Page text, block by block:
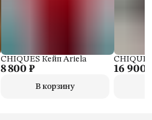
8 800 ₽
CHIQUES Кейп Ariela
В корзину
16 900